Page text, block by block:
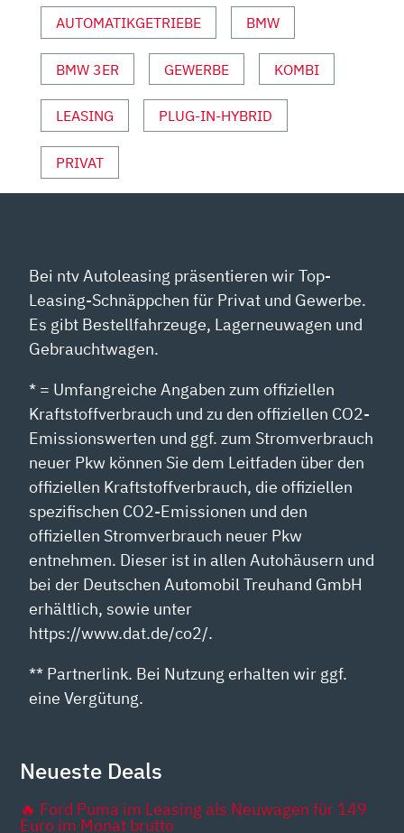
|
AUTO
MOTOR
VON
YOUTUBE
ANZEIGEN
AUTOMATIKGETRIEBE BMW
BMW 3ER GEWERBE KOMBI
LEASING PLUG-IN-HYBRID
PRIVAT
Bei ntv Autoleasing präsentieren wir Top-
Leasing-Schnäppchen für Privat und Gewerbe.
Es gibt Bestellfahrzeuge, Lagerneuwagen und
Gebrauchtwagen.
* = Umfangreiche Angaben zum offiziellen
Kraftstoffverbrauch und zu den offiziellen CO2-
Emissionswerten und ggf. zum Stromverbrauch
neuer Pkw können Sie dem Leitfaden über den
offiziellen Kraftstoffverbrauch, die offiziellen
spezifischen CO2-Emissionen und den
offiziellen Stromverbrauch neuer Pkw
entnehmen. Dieser ist in allen Autohäusern und
bei der Deutschen Automobil Treuhand GmbH
erhältlich, sowie unter
https://www.dat.de/co2/.
** Partnerlink. Bei Nutzung erhalten wir ggf.
eine Vergütung.
Neueste Deals
🔥 Ford Puma im Leasing als Neuwagen für 149
Euro im Monat brutto